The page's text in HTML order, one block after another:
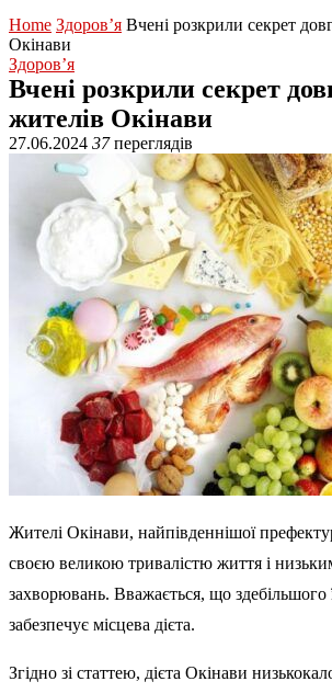
Home Здоров’я Вчені розкрили секрет
Окінави
Здоров’я
Вчені розкрили секрет
жителів Окінави
27.06.2024 37переглядів
Жителі Окінави, найпівденнішої
своєю великою тривалістю життя і
захворювань. Вважається, що здебільшого
забезпечує місцева дієта.
Згідно зі статтею, дієта Окінави